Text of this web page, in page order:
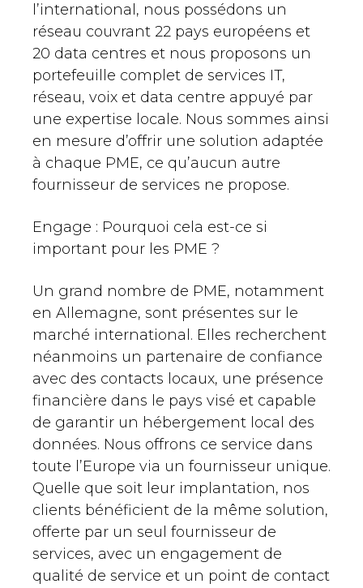
l’international, nous possédons un
réseau couvrant 22 pays européens et
20 data centres et nous proposons un
portefeuille complet de services IT,
réseau, voix et data centre appuyé par
une expertise locale. Nous sommes ainsi
en mesure d’offrir une solution adaptée
à chaque PME, ce qu’aucun autre
fournisseur de services ne propose.
Engage : Pourquoi cela est-ce si
important pour les PME ?
Un grand nombre de PME, notamment
en Allemagne, sont présentes sur le
marché international. Elles recherchent
néanmoins un partenaire de confiance
avec des contacts locaux, une présence
financière dans le pays visé et capable
de garantir un hébergement local des
données. Nous offrons ce service dans
toute l’Europe via un fournisseur unique.
Quelle que soit leur implantation, nos
clients bénéficient de la même solution,
offerte par un seul fournisseur de
services, avec un engagement de
qualité de service et un point de contact